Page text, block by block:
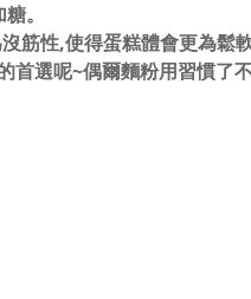
。
筋性,使得蛋糕體會更為鬆
首選呢~偶爾麵粉用習慣了